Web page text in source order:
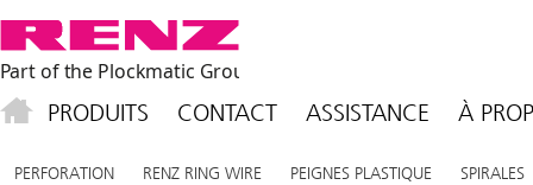
PERFORATION RENZ RING WIRE PEIGNES PLASTIQUE SPIRALES
PRODUITS CONTACT ASSISTANCE À